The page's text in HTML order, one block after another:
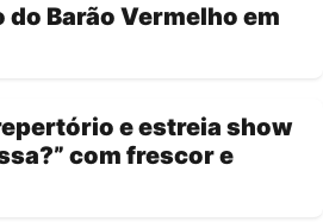
Barão Vermelho em
e estreia show
com frescor e